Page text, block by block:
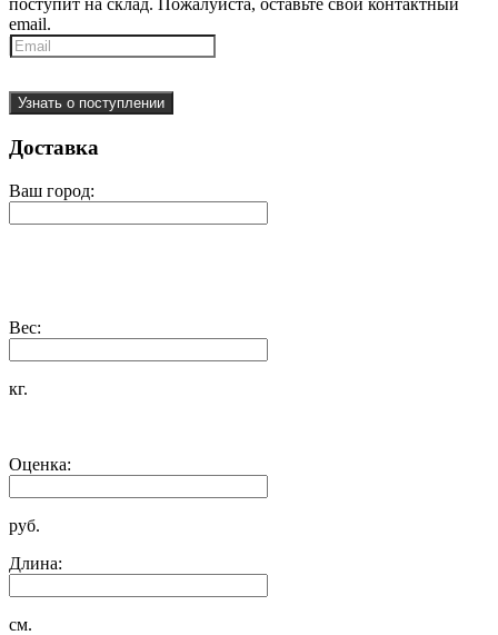
поступит на склад. Пожалуйста, оставьте свой контактный
email.
Узнать о поступлении
Доставка
Ваш город:
Вес:
кг.
Оценка:
руб.
Длина:
см.